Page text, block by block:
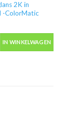
2K in
-ColorMatic
IN WINKELWAGEN